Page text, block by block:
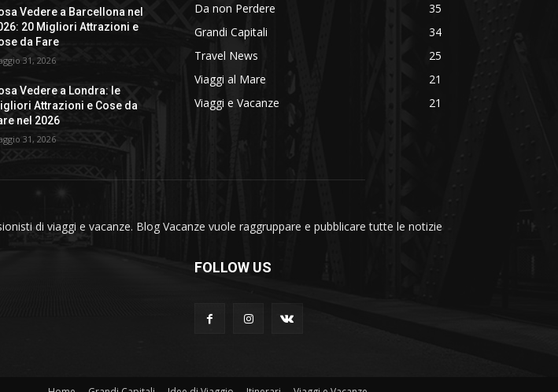
Vedere a Barcellona nel
20 Migliori Attrazioni e
da Fare
31, 2026
Vedere a Londra: le
Attrazioni e Cose da
nel 2026
31, 2026
Da non Perdere
35
Grandi Capitali
34
Travel News
25
Viaggi al Mare
21
Viaggi e Vacanze
21
di viaggi e vacanze. Blog Vacanze vuole raggruppare e pubblicare tutte le notizie
FOLLOW US